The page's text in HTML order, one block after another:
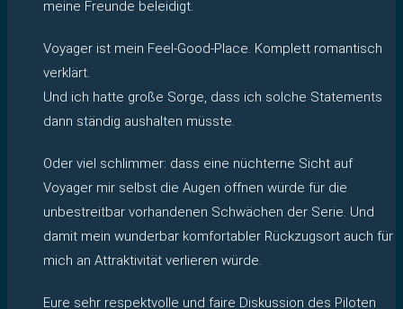
meine Freunde beleidigt.
Voyager ist mein Feel-Good-Place. Komplett romantisch
verklärt.
Und ich hatte große Sorge, dass ich solche Statements
dann ständig aushalten müsste.
Oder viel schlimmer: dass eine nüchterne Sicht auf
Voyager mir selbst die Augen öffnen würde für die
unbestreitbar vorhandenen Schwächen der Serie. Und
damit mein wunderbar komfortabler Rückzugsort auch für
mich an Attraktivität verlieren würde.
Eure sehr respektvolle und faire Diskussion des Piloten